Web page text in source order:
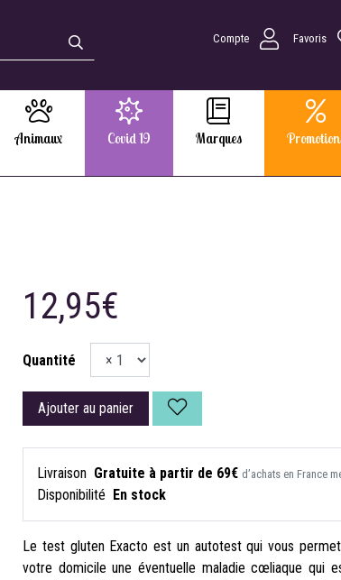
Compte Favoris
Animaux Covid 19 Marques
12,95€
Quantité
Ajouter au panier
Livraison Gratuite à partir de 69€ d’achats en France
Disponibilité En stock
Le test gluten Exacto est un autotest qui vous
votre domicile une éventuelle maladie cœliaque qui